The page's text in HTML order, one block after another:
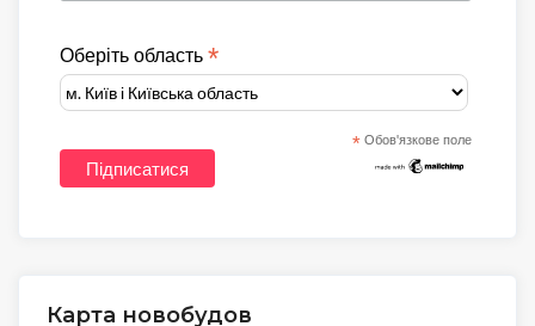
Оберіть область *
* Обов'язкове поле
Карта новобудов